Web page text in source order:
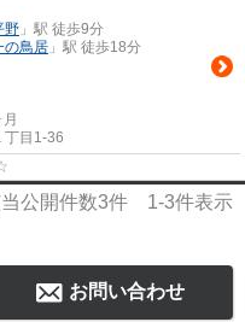
野 」駅 徒歩9分
の鳥居 」駅 徒歩18分
丁目1-36
公開件数3件 1-3件表示
お問い合わせ